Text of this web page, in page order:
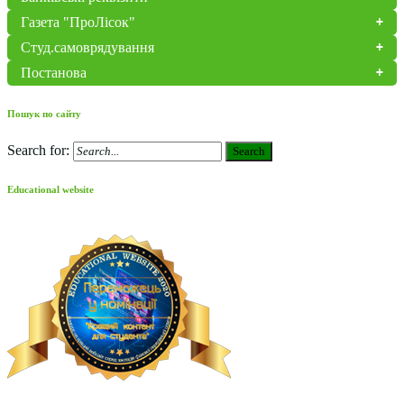
Газета "ПроЛісок"
Студ.самоврядування
Постанова
Пошук по сайту
Search for: Search
Educational website